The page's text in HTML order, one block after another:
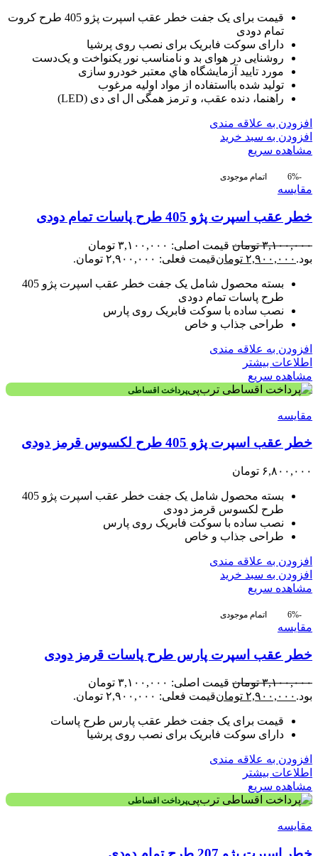
قیمت برای یک جفت خطر عقب اسپرت پژو 405 طرح کروت
تمام دودی
دارای سوکت فابریک برای نصب روی پرشیا
روشنایی در هوای بد و نامناسب نور یکنواخت و یک‌دست
مورد تاييد آزمايشگاه هاي معتبر خودرو سازی
توليد شده بااستفاده از مواد اوليه مرغوب
راهنما، دنده عقب، و ترمز همگی ال ای دی (LED)
افزودن به علاقه مندی
افزودن به سبد خرید
مشاهده سریع
-6% اتمام موجودی
مقایسه
خطر عقب اسپرت پژو 405 طرح پاسات تمام دودی
۳,۱۰۰,۰۰۰ تومان
قیمت اصلی: ۳,۱۰۰,۰۰۰ تومان
بود. ۲,۹۰۰,۰۰۰ تومانقیمت فعلی: ۲,۹۰۰,۰۰۰ تومان.
بسته محصول شامل یک جفت خطر عقب اسپرت پژو 405
طرح پاسات تمام دودی
نصب ساده با سوکت فابریک روی پارس
طراحی جذاب و خاص
افزودن به علاقه مندی
اطلاعات بیشتر
مشاهده سریع
پرداخت اقساطی
مقایسه
خطر عقب اسپرت پژو 405 طرح لکسوس قرمز دودی
۶,۸۰۰,۰۰۰ تومان
بسته محصول شامل یک جفت خطر عقب اسپرت پژو 405
طرح لکسوس قرمز دودی
نصب ساده با سوکت فابریک روی پارس
طراحی جذاب و خاص
افزودن به علاقه مندی
افزودن به سبد خرید
مشاهده سریع
-6% اتمام موجودی
مقایسه
خطر عقب اسپرت پارس طرح پاسات قرمز دودی
۳,۱۰۰,۰۰۰ تومان
قیمت اصلی: ۳,۱۰۰,۰۰۰ تومان
بود. ۲,۹۰۰,۰۰۰ تومانقیمت فعلی: ۲,۹۰۰,۰۰۰ تومان.
قیمت برای یک جفت خطر عقب پارس طرح پاسات
دارای سوکت فابریک برای نصب روی پرشیا
افزودن به علاقه مندی
اطلاعات بیشتر
مشاهده سریع
پرداخت اقساطی
مقایسه